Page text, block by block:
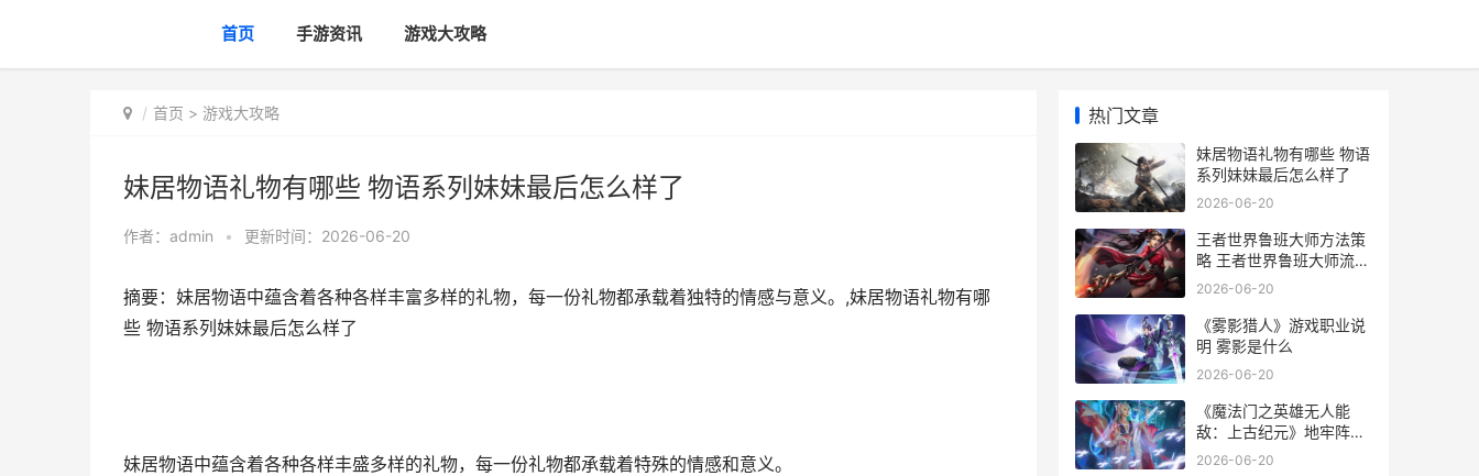
首页 手游资讯 游戏大攻略
首页 > 游戏大攻略
妹居物语礼物有哪些 物语系列妹妹最后怎么样了
作者： admin • 更新时间：2026-06-20
摘要：妹居物语中蕴含着各种各样丰富多样的礼物，每一份礼物都承载着独特的情感与意义。,妹居物语礼物有哪
些 物语系列妹妹最后怎么样了
妹居物语中蕴含着各种各样丰盛多样的礼物，每一份礼物都承载着特殊的情感和意义。
热门文章
妹居物语礼物有哪些 物语
系列妹妹最后怎么样了
2026-06-20
王者世界鲁班大师方法策
略 王者世界鲁班大师流脉
选择
2026-06-20
《雾影猎人》游戏职业说
明 雾影是什么
2026-06-20
《魔法门之英雄无人能
敌：上古纪元》地牢阵营
新人指导 魔法门之英雄无
2026-06-20